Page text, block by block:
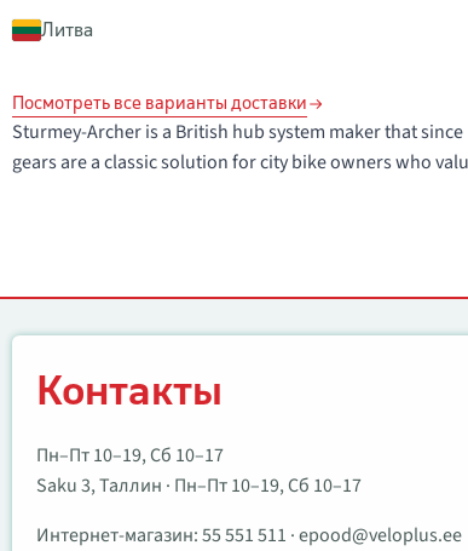
Литва
Посмотреть все варианты доставки
Sturmey-Archer is a British hub system maker that
gears are a classic solution for city bike owners who
Контакты
Пн–Пт 10–19, Сб 10–17
Saku 3, Таллин · Пн–Пт 10–19, Сб 10–17
Интернет-магазин:55 551 511 ·epood@veloplus.ee